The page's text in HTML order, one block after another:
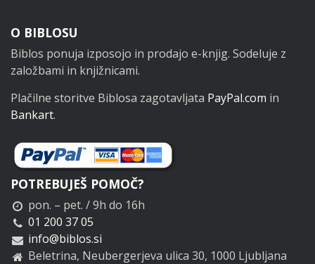
Noga
O BIBLOSU
Biblos ponuja izposojo in prodajo e-knjig. Sodeluje z
založbami in knjižnicami.
Plačilne storitve Biblosa zagotavljata PayPal.com in
Bankart.
POTREBUJEŠ POMOČ?
pon. – pet. / 9h do 16h
01 200 37 05
info@biblos.si
Beletrina, Neubergerjeva ulica 30, 1000 Ljubljana